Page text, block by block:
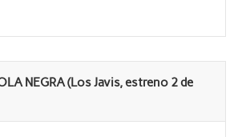
NEGRA (Los Javis, estreno 2 de